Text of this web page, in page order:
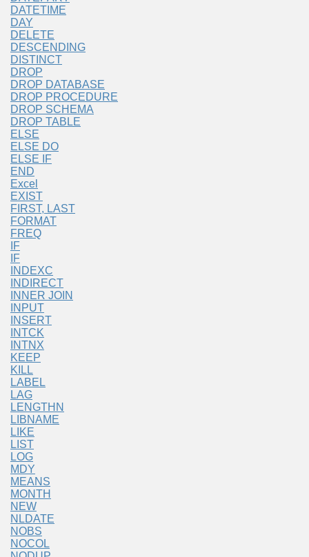
DATETIME
DAY
DELETE
DESCENDING
DISTINCT
DROP
DROP DATABASE
DROP PROCEDURE
DROP SCHEMA
DROP TABLE
ELSE
ELSE DO
ELSE IF
END
Excel
EXIST
FIRST, LAST
FORMAT
FREQ
IF
IF
INDEXC
INDIRECT
INNER JOIN
INPUT
INSERT
INTCK
INTNX
KEEP
KILL
LABEL
LAG
LENGTHN
LIBNAME
LIKE
LIST
LOG
MDY
MEANS
MONTH
NEW
NLDATE
NOBS
NOCOL